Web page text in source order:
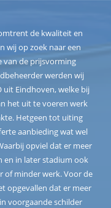
de kwaliteit en
wij op zoek naar een
van de prijsvorming
werden wij
uit Eindhoven, welke bij
het uit te voeren werk
Hetgeen tot uiting
aanbieding wat wel
opviel dat er meer
en in later stadium ook
of minder werk. Voor de
opgevallen dat er meer
voorgaande schilder